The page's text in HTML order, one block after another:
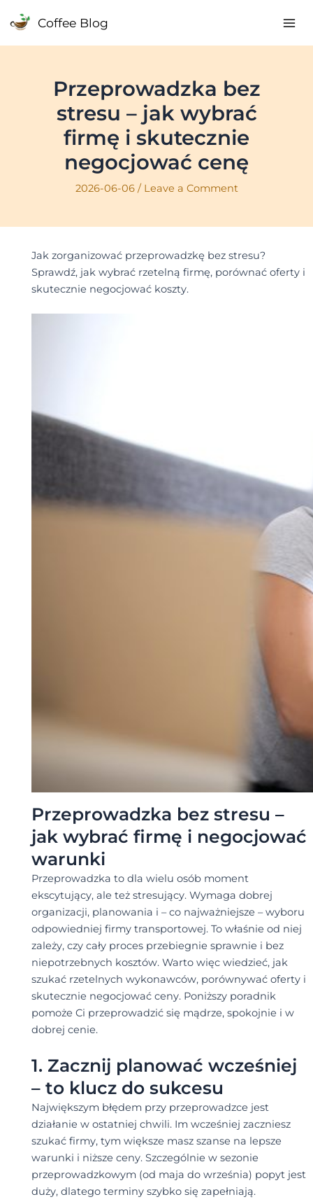
Coffee Blog
Przeprowadzka bez
stresu – jak wybrać
firmę i skutecznie
negocjować cenę
2026-06-06 / Leave a Comment
Jak zorganizować przeprowadzkę bez stresu?
Sprawdź, jak wybrać rzetelną firmę, porównać oferty i
skutecznie negocjować koszty.
Przeprowadzka bez stresu –
jak wybrać firmę i negocjować
warunki
Przeprowadzka to dla wielu osób moment
ekscytujący, ale też stresujący. Wymaga dobrej
organizacji, planowania i – co najważniejsze – wyboru
odpowiedniej firmy transportowej. To właśnie od niej
zależy, czy cały proces przebiegnie sprawnie i bez
niepotrzebnych kosztów. Warto więc wiedzieć, jak
szukać rzetelnych wykonawców, porównywać oferty i
skutecznie negocjować ceny. Poniższy poradnik
pomoże Ci przeprowadzić się mądrze, spokojnie i w
dobrej cenie.
1. Zacznij planować wcześniej
– to klucz do sukcesu
Największym błędem przy przeprowadzce jest
działanie w ostatniej chwili. Im wcześniej zaczniesz
szukać firmy, tym większe masz szanse na lepsze
warunki i niższe ceny. Szczególnie w sezonie
przeprowadzkowym (od maja do września) popyt jest
duży, dlatego terminy szybko się zapełniają.